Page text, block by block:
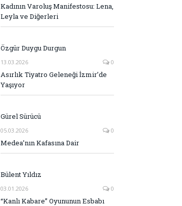
Kadının Varoluş Manifestosu: Lena,
Leyla ve Diğerleri
Özgür Duygu Durgun
13.03.2026 0
Asırlık Tiyatro Geleneği İzmir’de
Yaşıyor
Gürel Sürücü
05.03.2026 0
Medea’nın Kafasına Dair
Bülent Yıldız
03.01.2026 0
“Kanlı Kabare” Oyununun Esbabı